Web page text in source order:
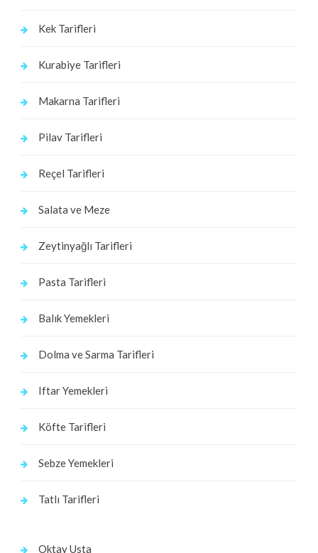
Kek Tarifleri
Kurabiye Tarifleri
Makarna Tarifleri
Pilav Tarifleri
Reçel Tarifleri
Salata ve Meze
Zeytinyağlı Tarifleri
Pasta Tarifleri
Balık Yemekleri
Dolma ve Sarma Tarifleri
Iftar Yemekleri
Köfte Tarifleri
Sebze Yemekleri
Tatlı Tarifleri
Oktay Usta